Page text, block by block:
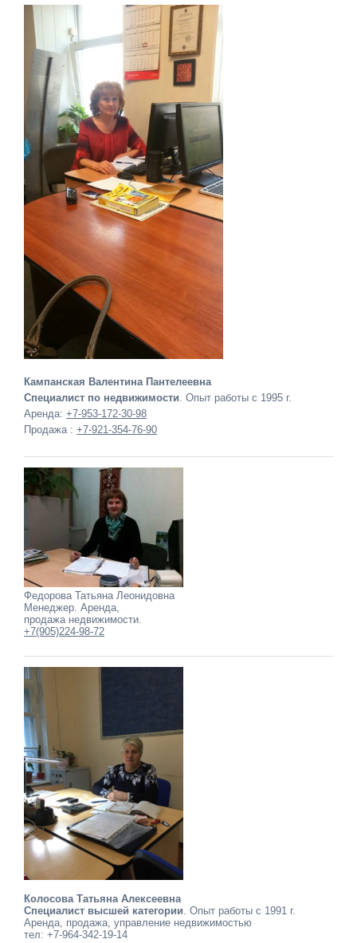
Кампанская Валентина Пантелеевна
Специалист по недвижимости . Опыт работы с 1995 г.
Аренда: +7-953-172-30-98
Продажа : +7-921-354-76-90
Федорова Татьяна Леонидовна
Менеджер. Аренда,
продажа недвижимости.
+7(905)224-98-72
Колосова Татьяна Алексеевна
Специалист высшей категории . Опыт работы с 1991 г.
Аренда, продажа, управление недвижимостью
тел: +7-964-342-19-14